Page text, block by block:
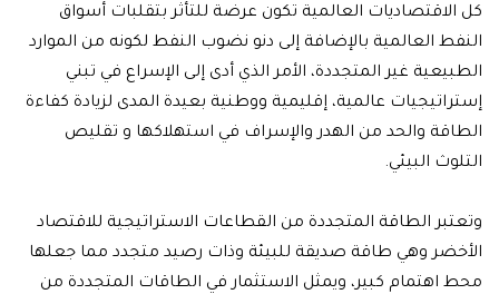
كل الاقتصاديات العالمية تكون عرضة للتأثر بتقلبات أسواق
النفط العالمية بالإضافة إلى دنو نضوب النفط لكونه من الموارد
الطبيعية غير المتجددة، الأمر الذي أدى إلى الإسراع في تبني
إستراتيجيات عالمية، إقليمية ووطنية بعيدة المدى لزيادة كفاءة
الطاقة والحد من الهدر والإسراف في استهلاكها و تقليص
التلوث البيئي.
وتعتبر الطاقة المتجددة من القطاعات الاستراتيجية للاقتصاد
الأخضر وهي طاقة صديقة للبيئة وذات رصيد متجدد مما جعلها
محط اهتمام كبير، ويمثل الاستثمار في الطاقات المتجددة من